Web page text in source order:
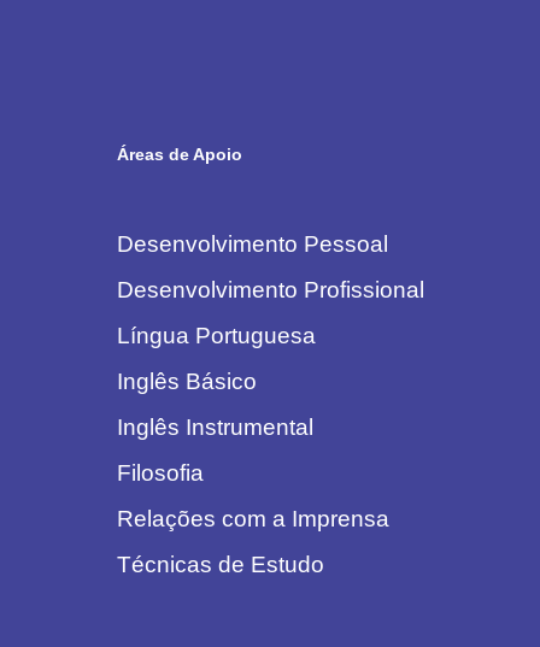
Áreas de Apoio
Desenvolvimento Pessoal
Desenvolvimento Profissional
Língua Portuguesa
Inglês Básico
Inglês Instrumental
Filosofia
Relações com a Imprensa
Técnicas de Estudo